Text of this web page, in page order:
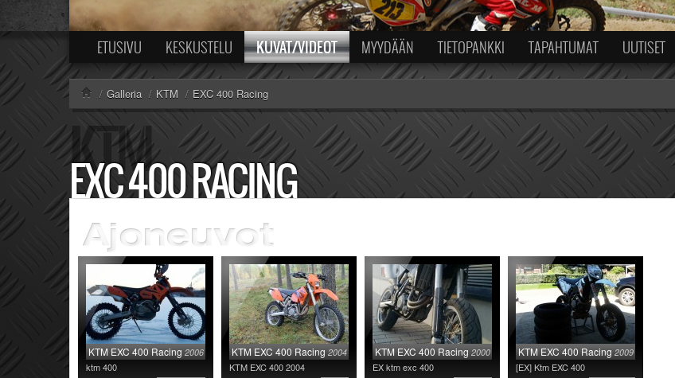
ETUSIVU KESKUSTELU KUVAT/VIDEOT MYYDÄÄN TIETOPANKKI TAPAHTUMAT UUTISET
/ Galleria / KTM / EXC 400 Racing
EXC 400 RACING
KTM EXC 400 Racing2006
ktm 400
KTM EXC 400 Racing2004
KTM EXC 400 2004
KTM EXC 400 Racing2000
EX ktm exc 400
KTM EXC 400 Racing2009
[EX] Ktm EXC 400